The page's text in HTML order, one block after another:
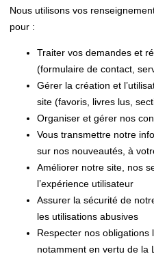
Nous utilisons vos
pour :
Traiter vos demandes et
(formulaire de contact,
Gérer la création et
site (favoris, livres lus,
Organiser et gérer nos
Vous transmettre notre
sur nos nouveautés, à
Améliorer notre site, nos
l’expérience utilisateur
Assurer la sécurité de
les utilisations abusives
Respecter nos obligations
notamment en vertu de la